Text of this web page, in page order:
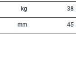
kg 38
mm 45